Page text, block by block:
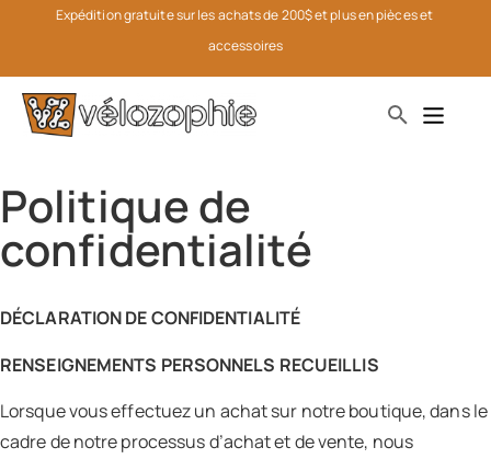
Expédition gratuite sur les achats de 200$ et plus en pièces et
accessoires
Politique de
confidentialité
DÉCLARATION DE CONFIDENTIALITÉ
RENSEIGNEMENTS PERSONNELS RECUEILLIS
Lorsque vous effectuez un achat sur notre boutique, dans le
cadre de notre processus d’achat et de vente, nous